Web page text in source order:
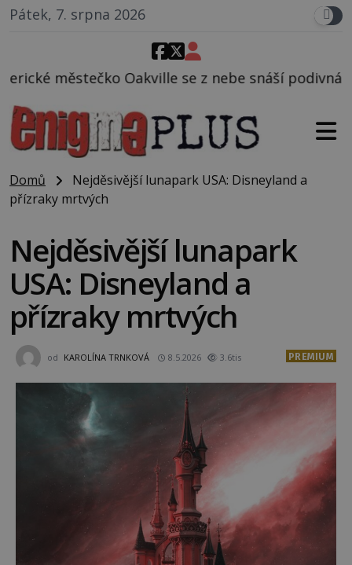
Pátek, 7. srpna 2026
se z nebe snáší podivná rosolovitá látka
Domů
Nejděsivější lunapark USA: Disneyland a
přízraky mrtvých
Nejděsivější lunapark
USA: Disneyland a
přízraky mrtvých
od KAROLÍNA TRNKOVÁ 8.5.2026 3.6tis PREMIUM